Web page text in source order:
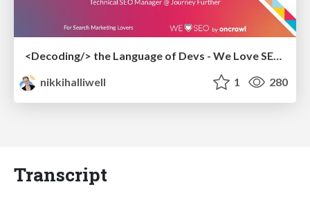
nikkihalliwell
1 280
Transcript